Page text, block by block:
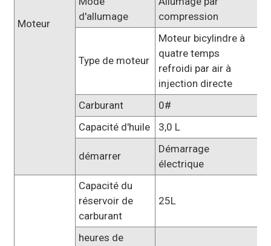
Moteur
d'allumage
compression
Type de moteur
Moteur bicylindre à
quatre temps
refroidi par air à
injection directe
Carburant
0#
Capacité d'huile
3,0 L
démarrer
Démarrage
électrique
Capacité du
réservoir de
carburant
25L
heures de